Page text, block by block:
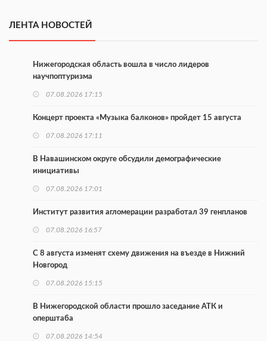
ЛЕНТА НОВОСТЕЙ
Нижегородская область вошла в число лидеров
научпоптуризма
07.08.2026 17:15
Концерт проекта «Музыка балконов» пройдет 15 августа
07.08.2026 17:11
В Навашинском округе обсудили демографические
инициативы
07.08.2026 17:01
Институт развития агломерации разработал 39 генпланов
07.08.2026 16:57
С 8 августа изменят схему движения на въезде в Нижний
Новгород
07.08.2026 15:15
В Нижегородской области прошло заседание АТК и
оперштаба
07.08.2026 14:54